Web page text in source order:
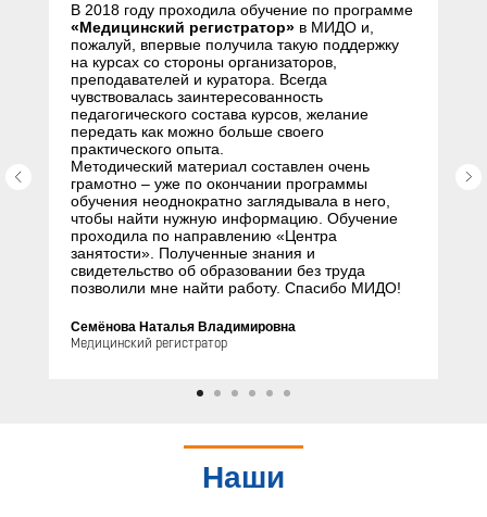
В 2018 году проходила обучение по программе
«Медицинский регистратор» в МИДО и,
пожалуй, впервые получила такую поддержку
на курсах со стороны организаторов,
преподавателей и куратора. Всегда
чувствовалась заинтересованность
педагогического состава курсов, желание
передать как можно больше своего
практического опыта.
Методический материал составлен очень
грамотно – уже по окончании программы
обучения неоднократно заглядывала в него,
чтобы найти нужную информацию. Обучение
проходила по направлению «Центра
занятости». Полученные знания и
свидетельство об образовании без труда
позволили мне найти работу. Спасибо МИДО!
Семёнова Наталья Владимировна
Медицинский регистратор
Наши